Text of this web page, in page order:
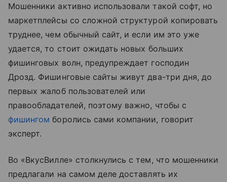
Мошенники активно использовали такой софт, но
маркетплейсы со сложной структурой копировать
труднее, чем обычный сайт, и если им это уже
удается, то стоит ожидать новых больших
фишинговых волн, предупреждает господин
Дрозд. Фишинговые сайты живут два-три дня, до
первых жалоб пользователей или
правообладателей, поэтому важно, чтобы с
фишингом боролись сами компании, говорит
эксперт.
Во «ВкусВилле» столкнулись с тем, что мошенники
предлагали на самом деле доставлять их